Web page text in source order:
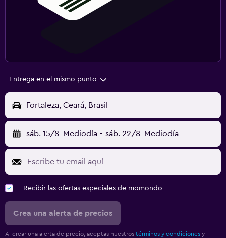
Entrega en el mismo punto
Fortaleza, Ceará, Brasil
sáb. 15/8 Mediodía - sáb. 22/8 Mediodía
Recibir las ofertas especiales de momondo
Crea una alerta de precios
Al crear una alerta de precio, aceptas nuestros términos y condiciones y